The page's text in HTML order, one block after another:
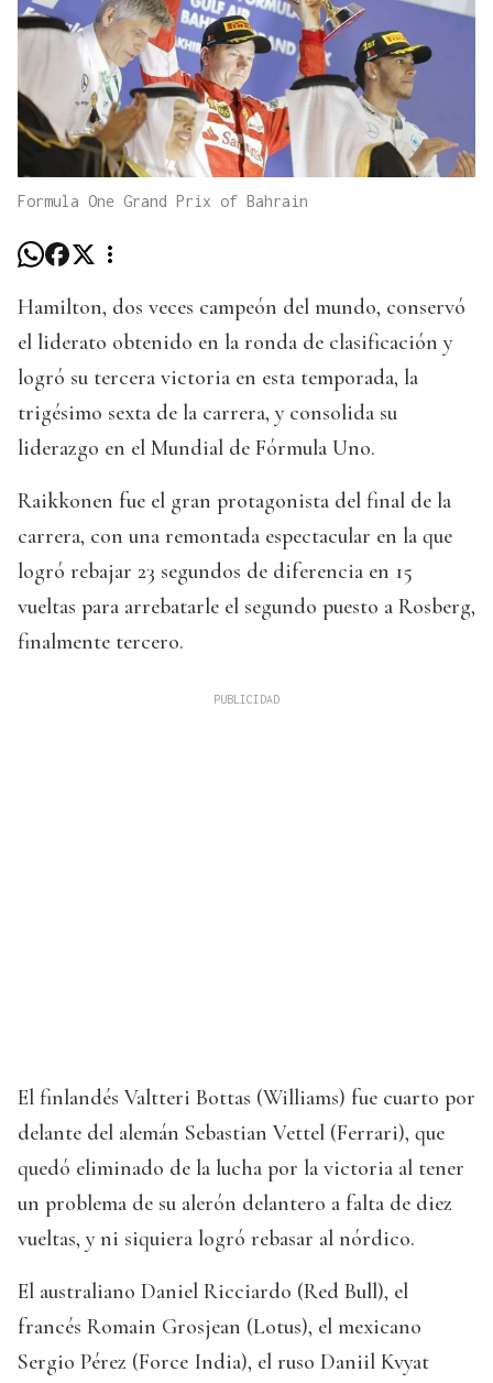
Formula One Grand Prix of Bahrain
Hamilton, dos veces campeón del mundo, conservó
el liderato obtenido en la ronda de clasificación y
logró su tercera victoria en esta temporada, la
trigésimo sexta de la carrera, y consolida su
liderazgo en el Mundial de Fórmula Uno.
Raikkonen fue el gran protagonista del final de la
carrera, con una remontada espectacular en la que
logró rebajar 23 segundos de diferencia en 15
vueltas para arrebatarle el segundo puesto a Rosberg,
finalmente tercero.
El finlandés Valtteri Bottas (Williams) fue cuarto por
delante del alemán Sebastian Vettel (Ferrari), que
quedó eliminado de la lucha por la victoria al tener
un problema de su alerón delantero a falta de diez
vueltas, y ni siquiera logró rebasar al nórdico.
El australiano Daniel Ricciardo (Red Bull), el
francés Romain Grosjean (Lotus), el mexicano
Sergio Pérez (Force India), el ruso Daniil Kvyat